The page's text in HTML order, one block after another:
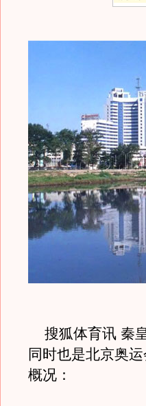
搜狐体育讯 秦
同时也是北京奥
概况：